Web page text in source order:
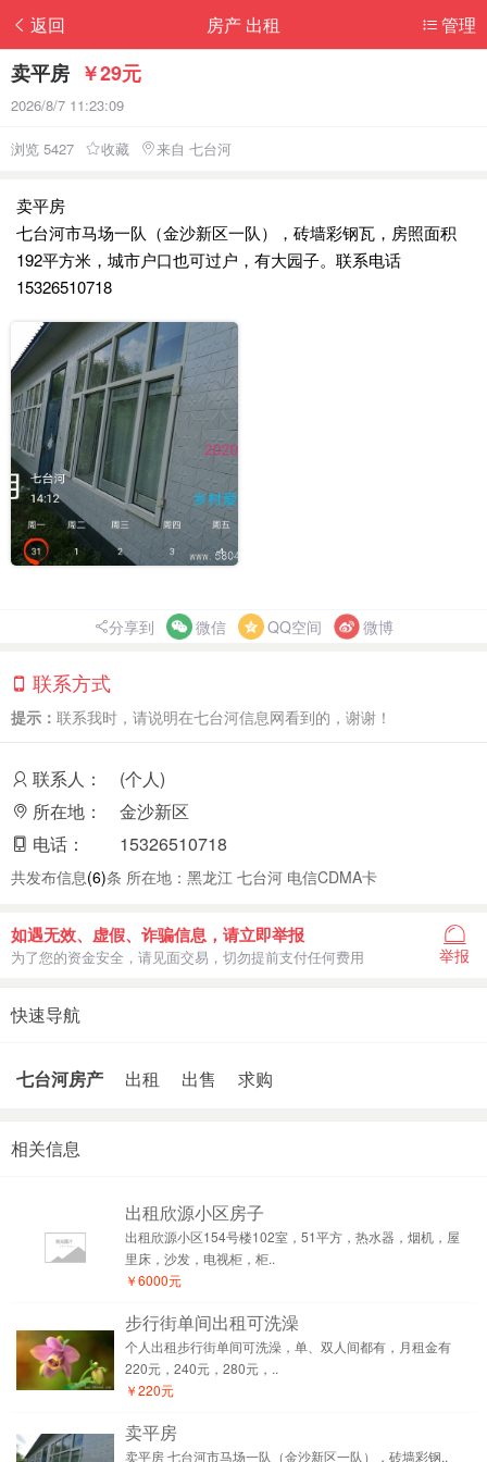
返回 管理
房产 出租
卖平房 ￥29元
2026/8/7 11:23:09
浏览 5427 收藏 来自 七台河
卖平房
七台河市马场一队（金沙新区一队），砖墙彩钢瓦，房照面积
192平方米，城市户口也可过户，有大园子。联系电话
15326510718
分享到 微信 QQ空间 微博
联系方式
提示： 联系我时，请说明在七台河信息网看到的，谢谢！
联系人：
(个人)
所在地：
金沙新区
电话：
15326510718
共发布信息(6)条 所在地：黑龙江 七台河 电信CDMA卡
如遇无效、虚假、诈骗信息，请立即举报
为了您的资金安全，请见面交易，切勿提前支付任何费用 举报
快速导航
七台河房产 出租 出售 求购
相关信息
出租欣源小区房子
出租欣源小区154号楼102室，51平方，热水器，烟机，屋
里床，沙发，电视柜，柜..
￥6000元
步行街单间出租可洗澡
个人出租步行街单间可洗澡，单、双人间都有，月租金有
220元，240元，280元，..
￥220元
卖平房
卖平房 七台河市马场一队（金沙新区一队），砖墙彩钢..